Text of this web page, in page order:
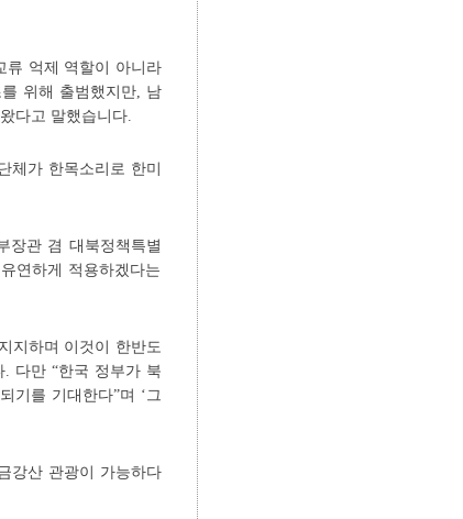
류 억제 역할이 아니라
위해 출범했지만, 남
다고 말했습니다.
체가 한목소리로 한미
장관 겸 대북정책특별
연하게 적용하겠다는
지하며 이것이 한반도
다만 “한국 정부가 북
기를 기대한다”며 ‘그
강산 관광이 가능하다